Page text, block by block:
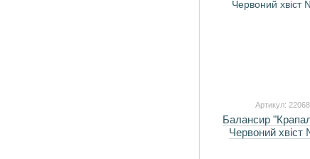
Артикул:
Балансир
Червоний хвіст